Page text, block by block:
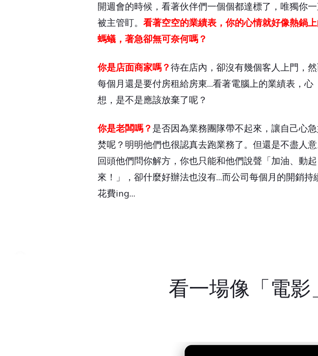
開週會的時候，看著伙伴們一個個都達標了，唯獨你
被主管盯。 看著空空的業績表，你的心情就好像熱鍋
螞蟻，著急卻無可奈何嗎？
你是店面商家嗎？待在店內，卻沒有幾個客人上門，
每個月還是要付房租給房東…看著電腦上的業績表，心
想，是不是應該放棄了呢？
你是老闆嗎？ 是否因為業務團隊帶不起來，讓自己心
焚呢？明明他們也很認真去跑業務了。但還是不盡人意
回頭他們問你解方，你也只能和他們說聲「加油、動起
來！」，卻什麼好辦法也沒有…而公司每個月的開銷持
花費ing…
看一場像「電